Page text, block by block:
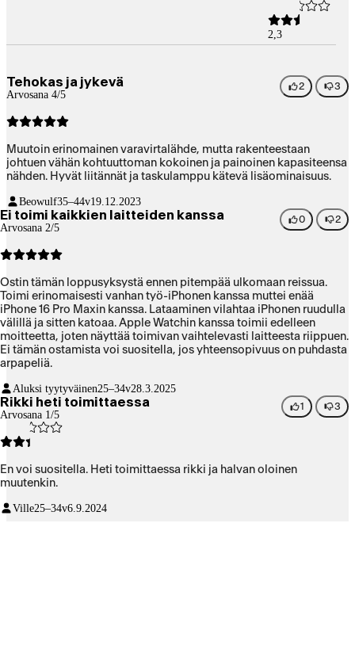
2,3
Tehokas ja jykevä
Arvosana 4/5
2 3
Muutoin erinomainen varavirtalähde, mutta rakenteestaan
johtuen vähän kohtuuttoman kokoinen ja painoinen kapasiteensa
nähden. Hyvät liitännät ja taskulamppu kätevä lisäominaisuus.
Beowulf35–44v19.12.2023
Ei toimi kaikkien laitteiden kanssa
Arvosana 2/5
0 2
Ostin tämän loppusyksystä ennen pitempää ulkomaan reissua.
Toimi erinomaisesti vanhan työ-iPhonen kanssa muttei enää
iPhone 16 Pro Maxin kanssa. Lataaminen vilahtaa iPhonen ruudulla
välillä ja sitten katoaa. Apple Watchin kanssa toimii edelleen
moitteetta, joten näyttää toimivan vaihtelevasti laitteesta riippuen.
Ei tämän ostamista voi suositella, jos yhteensopivuus on puhdasta
arpapeliä.
Aluksi tyytyväinen25–34v28.3.2025
Rikki heti toimittaessa
Arvosana 1/5
1 3
En voi suositella. Heti toimittaessa rikki ja halvan oloinen
muutenkin.
Ville25–34v6.9.2024